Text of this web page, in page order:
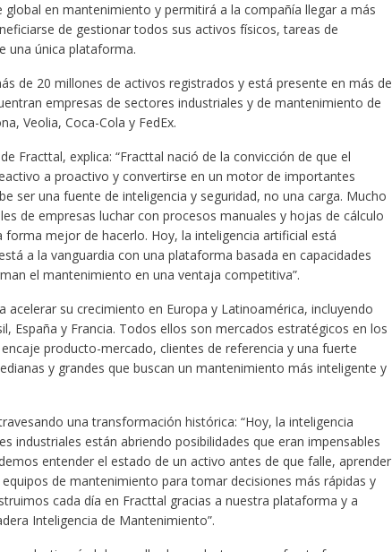
en mantenimiento y permitirá a la compañía llegar a más
de gestionar todos sus activos físicos, tareas de
una única plataforma.
de 20 millones de activos registrados y está presente en más de
empresas de sectores industriales y de mantenimiento de
Veolia, Coca-Cola y FedEx.
Fracttal, explica: “Fracttal nació de la convicción de que el
a proactivo y convertirse en un motor de importantes
ser una fuente de inteligencia y seguridad, no una carga. Mucho
de empresas luchar con procesos manuales y hojas de cálculo
mejor de hacerlo. Hoy, la inteligencia artificial está
a la vanguardia con una plataforma basada en capacidades
el mantenimiento en una ventaja competitiva”.
acelerar su crecimiento en Europa y Latinoamérica, incluyendo
España y Francia. Todos ellos son mercados estratégicos en los
producto-mercado, clientes de referencia y una fuerte
y grandes que buscan un mantenimiento más inteligente y
una transformación histórica: “Hoy, la inteligencia
industriales están abriendo posibilidades que eran impensables
entender el estado de un activo antes de que falle, aprender
de mantenimiento para tomar decisiones más rápidas y
cada día en Fracttal gracias a nuestra plataforma y a
Inteligencia de Mantenimiento”.